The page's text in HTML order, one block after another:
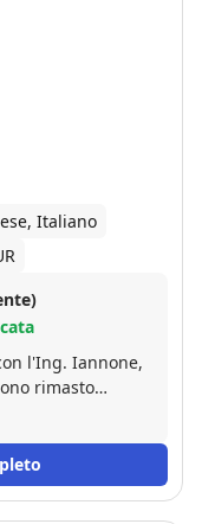
Italiano
l'Ing. Iannone,
rimasto
nelle varie
cosa
gentile,